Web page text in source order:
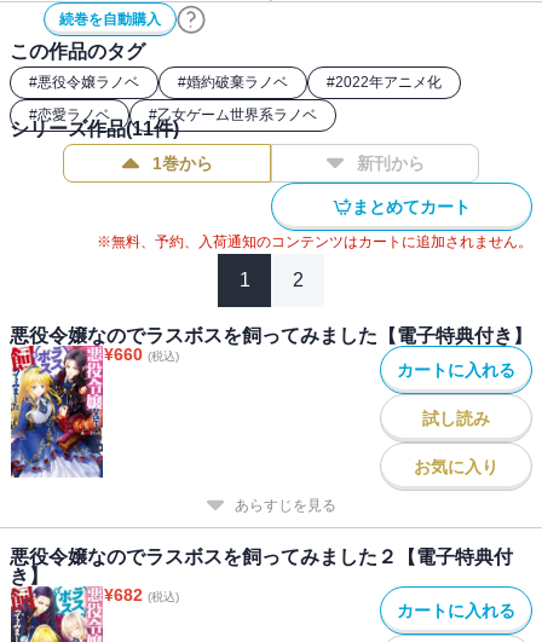
続巻を自動購入
この作品のタグ
#悪役令嬢ラノベ #婚約破棄ラノベ #2022年アニメ化
#恋愛ラノベ #乙女ゲーム世界系ラノベ
シリーズ作品(11件)
1巻から 新刊から
まとめてカート
※無料、予約、入荷通知のコンテンツはカートに追加されません。
1 2
悪役令嬢なのでラスボスを飼ってみました【電子特典付き】
¥660 (税込)
カートに入れる
試し読み
お気に入り
あらすじを見る
悪役令嬢なのでラスボスを飼ってみました２【電子特典付
き】
¥682 (税込)
カートに入れる